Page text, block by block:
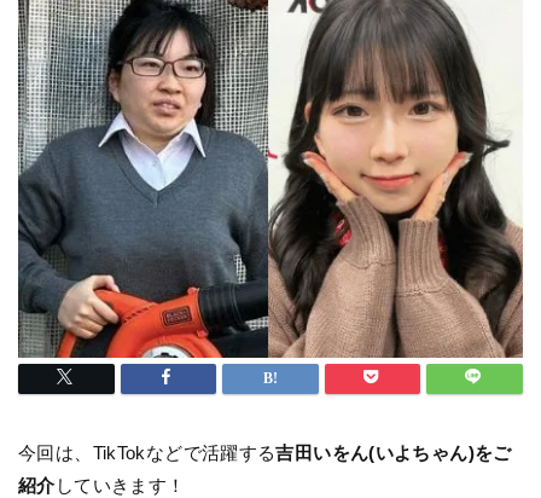
今回は、TikTokなどで活躍する吉田いをん(いよちゃん)をご
紹介していきます！